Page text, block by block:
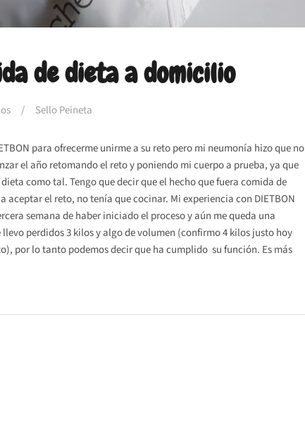
de dieta a domicilio
Sello Peineta
para ofrecerme unirme a su reto pero mi neumonía hizo que no
el año retomando el reto y poniendo mi cuerpo a prueba, ya que
como tal. Tengo que decir que el hecho que fuera comida de
el reto, no tenía que cocinar. Mi experiencia con DIETBON
semana de haber iniciado el proceso y aún me queda una
perdidos 3 kilos y algo de volumen (confirmo 4 kilos justo hoy
por lo tanto podemos decir que ha cumplido su función. Es más